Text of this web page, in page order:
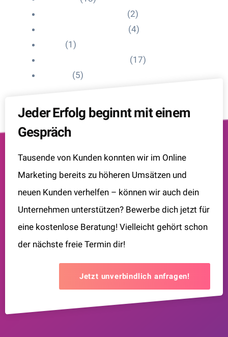
(2)
(4)
(1)
(17)
(5)
Jeder Erfolg beginnt mit einem
Gespräch
Tausende von Kunden konnten wir im Online
Marketing bereits zu höheren Umsätzen und
neuen Kunden verhelfen – können wir auch dein
Unternehmen unterstützen? Bewerbe dich jetzt für
eine kostenlose Beratung! Vielleicht gehört schon
der nächste freie Termin dir!
Jetzt unverbindlich anfragen!